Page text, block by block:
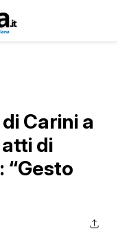
Carini a
di
“Gesto